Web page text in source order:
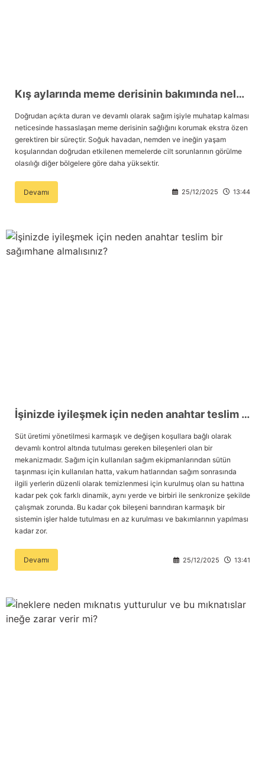
Kış aylarında meme derisinin bakımında nelere dikkat etmelisiniz?
Doğrudan açıkta duran ve devamlı olarak sağım işiyle muhatap kalması
neticesinde hassaslaşan meme derisinin sağlığını korumak ekstra özen
gerektiren bir süreçtir. Soğuk havadan, nemden ve ineğin yaşam
koşularından doğrudan etkilenen memelerde cilt sorunlarının görülme
olasılığı diğer bölgelere göre daha yüksektir.
Devamı 25/12/2025 13:44
İşinizde iyileşmek için neden anahtar teslim bir sağımhane almalısınız?
Süt üretimi yönetilmesi karmaşık ve değişen koşullara bağlı olarak
devamlı kontrol altında tutulması gereken bileşenleri olan bir
mekanizmadır. Sağım için kullanılan sağım ekipmanlarından sütün
taşınması için kullanılan hatta, vakum hatlarından sağım sonrasında
ilgili yerlerin düzenli olarak temizlenmesi için kurulmuş olan su hattına
kadar pek çok farklı dinamik, aynı yerde ve birbiri ile senkronize şekilde
çalışmak zorunda. Bu kadar çok bileşeni barındıran karmaşık bir
sistemin işler halde tutulması en az kurulması ve bakımlarının yapılması
kadar zor.
Devamı 25/12/2025 13:41